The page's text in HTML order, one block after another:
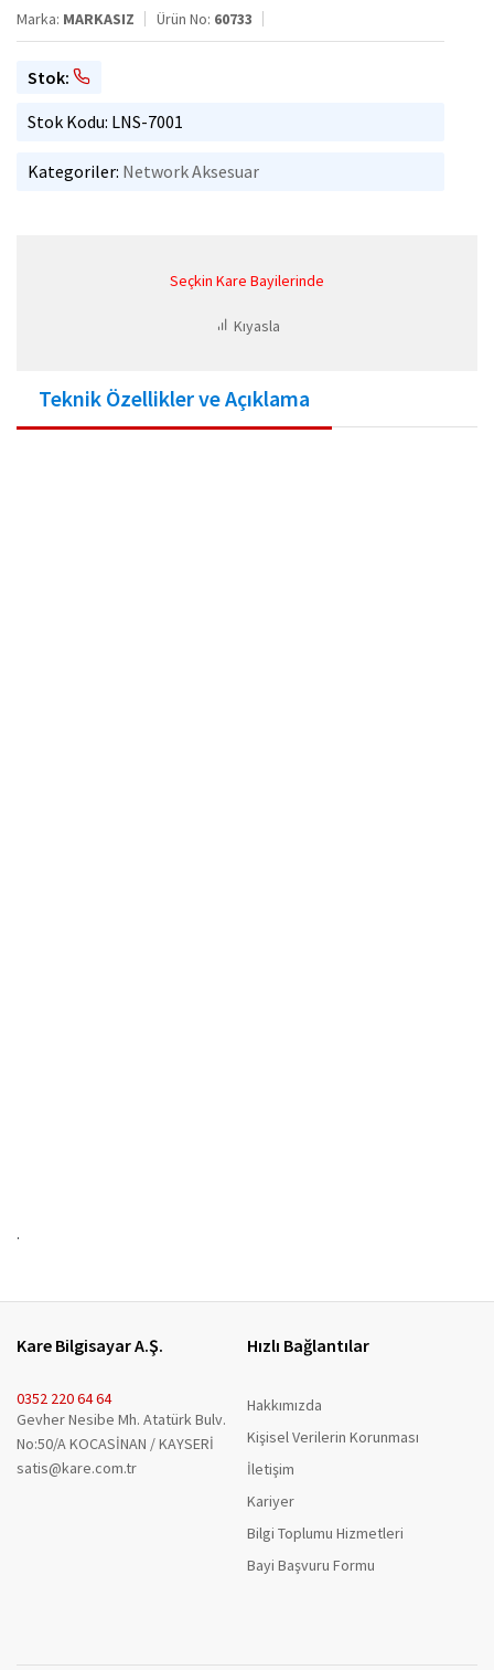
Marka: MARKASIZ Ürün No: 60733
Stok:
Stok Kodu: LNS-7001
Kategoriler: Network Aksesuar
Seçkin Kare Bayilerinde
Kıyasla
Teknik Özellikler ve Açıklama
.
Kare Bilgisayar A.Ş.
0352 220 64 64
Gevher Nesibe Mh. Atatürk Bulv.
No:50/A KOCASİNAN / KAYSERİ
satis@kare.com.tr
Hızlı Bağlantılar
Hakkımızda
Kişisel Verilerin Korunması
İletişim
Kariyer
Bilgi Toplumu Hizmetleri
Bayi Başvuru Formu